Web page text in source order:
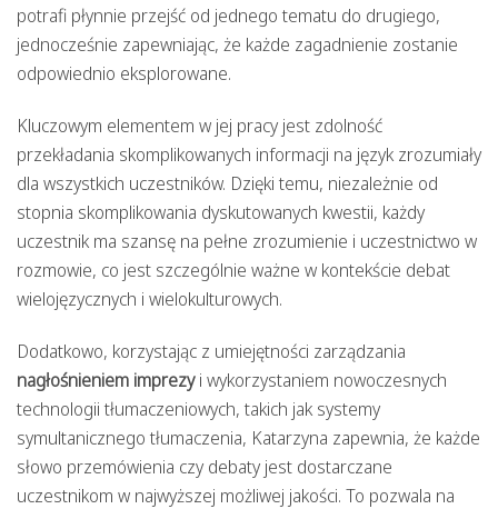
potrafi płynnie przejść od jednego tematu do drugiego,
jednocześnie zapewniając, że każde zagadnienie zostanie
odpowiednio eksplorowane.
Kluczowym elementem w jej pracy jest zdolność
przekładania skomplikowanych informacji na język zrozumiały
dla wszystkich uczestników. Dzięki temu, niezależnie od
stopnia skomplikowania dyskutowanych kwestii, każdy
uczestnik ma szansę na pełne zrozumienie i uczestnictwo w
rozmowie, co jest szczególnie ważne w kontekście debat
wielojęzycznych i wielokulturowych.
Dodatkowo, korzystając z umiejętności zarządzania
nagłośnieniem imprezyi wykorzystaniem nowoczesnych
technologii tłumaczeniowych, takich jak systemy
symultanicznego tłumaczenia, Katarzyna zapewnia, że każde
słowo przemówienia czy debaty jest dostarczane
uczestnikom w najwyższej możliwej jakości. To pozwala na